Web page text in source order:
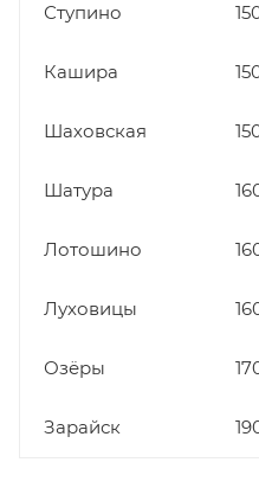
Ступино
Кашира
Шаховская
Шатура
Лотошино
Луховицы
Озёры
Зарайск